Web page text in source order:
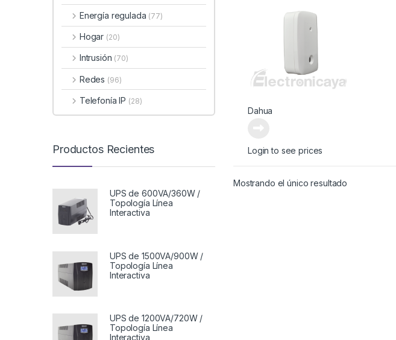
Dahua
Login to see prices
Mostrando el único resultado
Energía regulada (77)
Hogar (20)
Intrusión (70)
Redes (96)
Telefonía IP (28)
Productos Recientes
UPS de 600VA/360W /
Topología Línea
Interactiva
UPS de 1500VA/900W /
Topología Línea
Interactiva
UPS de 1200VA/720W /
Topología Línea
Interactiva